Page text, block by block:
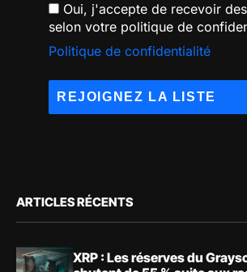
Oui, j'accepte de recevoir
selon votre politique de
Politique de confidentialité
ARTICLES RÉCENTS
XRP : Les réserves du